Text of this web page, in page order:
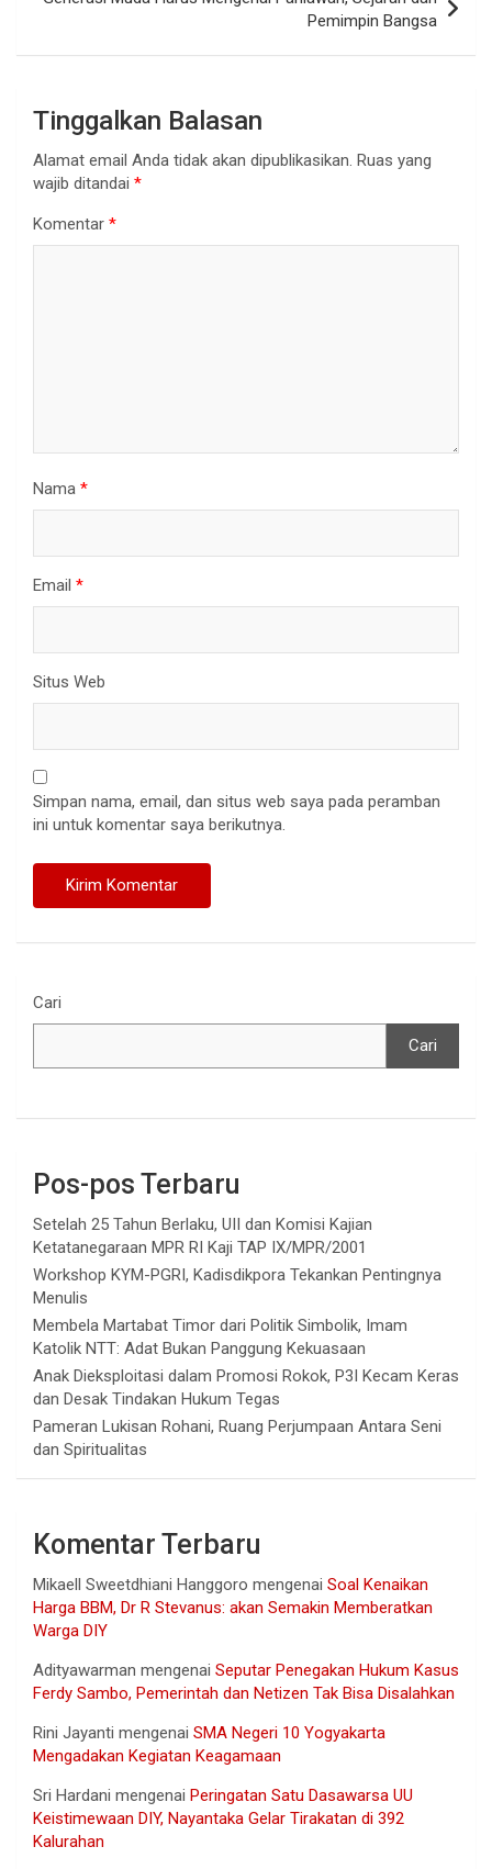
Pemimpin Bangsa
Tinggalkan Balasan
Alamat email Anda tidak akan dipublikasikan. Ruas yang
wajib ditandai *
Komentar *
Nama *
Email *
Situs Web
Simpan nama, email, dan situs web saya pada peramban
ini untuk komentar saya berikutnya.
Cari
Cari
Pos-pos Terbaru
Setelah 25 Tahun Berlaku, UII dan Komisi Kajian
Ketatanegaraan MPR RI Kaji TAP IX/MPR/2001
Workshop KYM-PGRI, Kadisdikpora Tekankan Pentingnya
Menulis
Membela Martabat Timor dari Politik Simbolik, Imam
Katolik NTT: Adat Bukan Panggung Kekuasaan
Anak Dieksploitasi dalam Promosi Rokok, P3I Kecam Keras
dan Desak Tindakan Hukum Tegas
Pameran Lukisan Rohani, Ruang Perjumpaan Antara Seni
dan Spiritualitas
Komentar Terbaru
Mikaell Sweetdhiani Hanggoro mengenai Soal Kenaikan
Harga BBM, Dr R Stevanus: akan Semakin Memberatkan
Warga DIY
Adityawarman mengenai Seputar Penegakan Hukum Kasus
Ferdy Sambo, Pemerintah dan Netizen Tak Bisa Disalahkan
Rini Jayanti mengenai SMA Negeri 10 Yogyakarta
Mengadakan Kegiatan Keagamaan
Sri Hardani mengenai Peringatan Satu Dasawarsa UU
Keistimewaan DIY, Nayantaka Gelar Tirakatan di 392
Kalurahan